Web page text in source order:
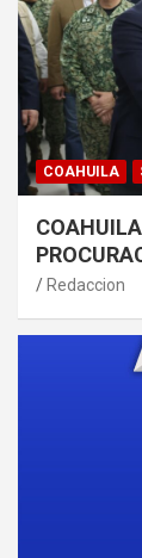
COAHUILA
Redaccion